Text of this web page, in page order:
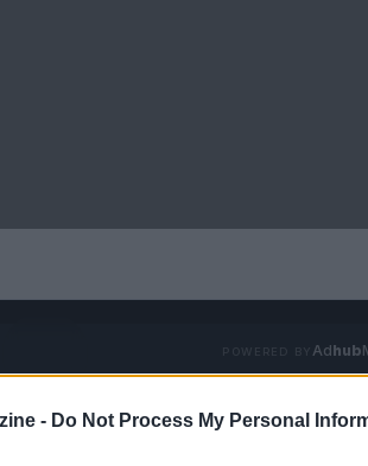
- Do Not Process My Personal
POWERED BY Adhub